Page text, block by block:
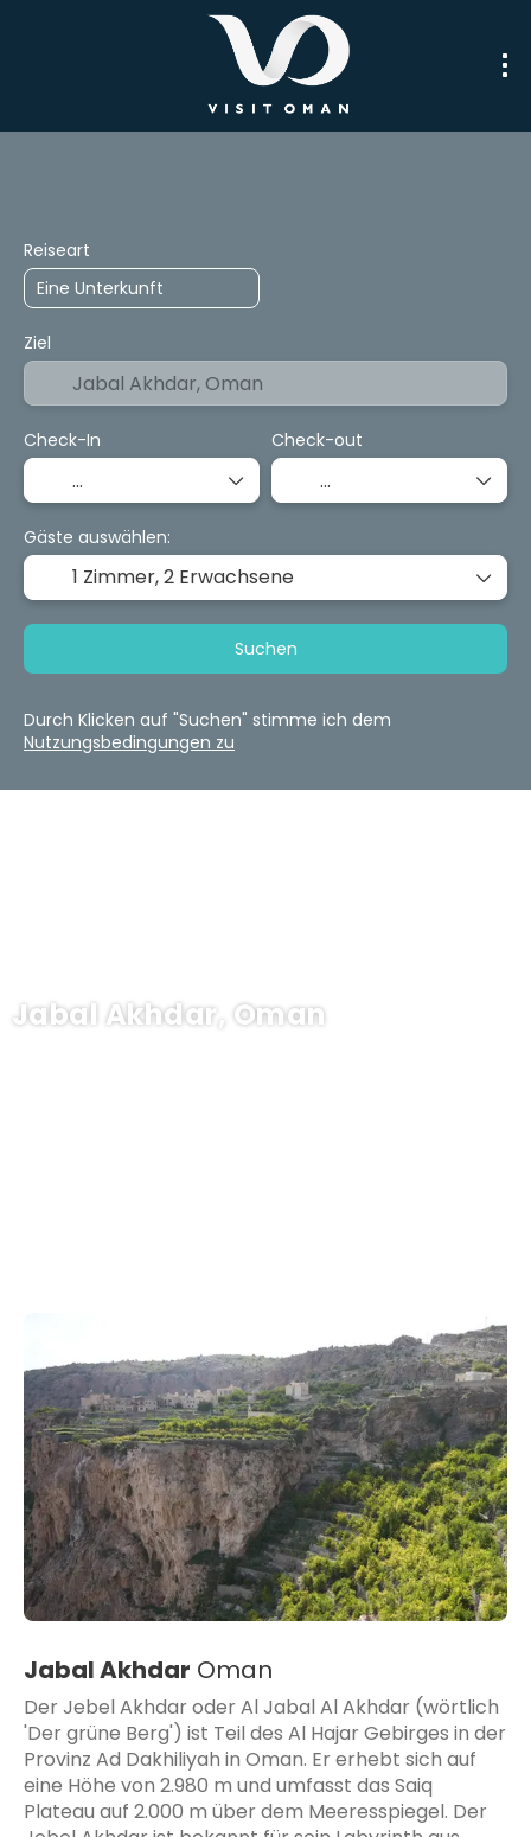
Jabal Akhdar, Oman
Reiseart
Ziel
Check-In Check-out
Gäste auswählen:
1 Zimmer,2 Erwachsene
Suchen
Durch Klicken auf "Suchen" stimme ich dem
Nutzungsbedingungen zu
Jabal Akhdar Oman
Der Jebel Akhdar oder Al Jabal Al Akhdar (wörtlich
'Der grüne Berg') ist Teil des Al Hajar Gebirges in der
Provinz Ad Dakhiliyah in Oman. Er erhebt sich auf
eine Höhe von 2.980 m und umfasst das Saiq
Plateau auf 2.000 m über dem Meeresspiegel. Der